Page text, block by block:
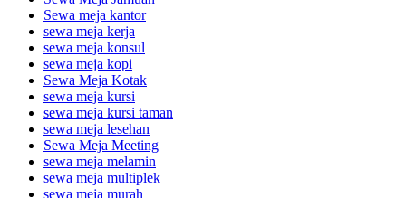
Sewa meja kantor
sewa meja kerja
sewa meja konsul
sewa meja kopi
Sewa Meja Kotak
sewa meja kursi
sewa meja kursi taman
sewa meja lesehan
Sewa Meja Meeting
sewa meja melamin
sewa meja multiplek
sewa meja murah